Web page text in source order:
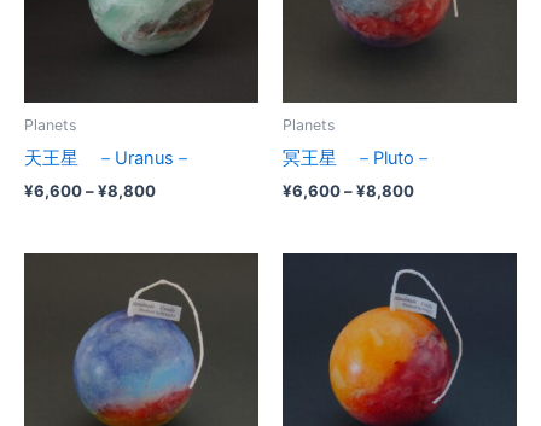
Planets
天王星 －Uranus－
¥6,600–¥8,800
Planets
冥王星 －Pluto－
¥6,600–¥8,800
格
帯:
¥6,600
¥8,800
格
帯:
¥6,600
–
¥8,800